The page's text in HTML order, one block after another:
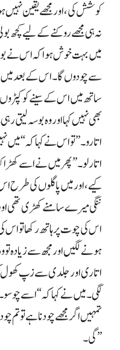
کوشش کی، اور مجھے یقین
نہ ہی مجھے روکنے کے لیے کچھ
میں بہت خوش ہوا کہ اس نے
سے چودوں گا۔ اس کے بعد
ساتھ میں اس کے سینے کو
بھی نہیں کہا اور وہ بوسہ لیتی
اتارو۔” تو اس نے کہا کہ “میں
اتار لو۔” پھر میں نے اسے
کیے، اور میں پاگلوں کی
ننگی میرے سامنے کھڑی تھی
اس کی چوت پر ہاتھ رکھا تو
ہونے لگیں اور مجھ سے زیادہ
اتاری اور جلدی سے زپ کھول کر
لگی۔ میں نے کہا کہ “اسے
تمہیں اگر مجھے چودنا ہے تو تم
گی۔”